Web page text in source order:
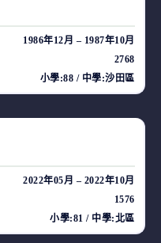
1986年12月 – 1987年10月
2768
小學:88 / 中學:沙田區
2022年05月 – 2022年10月
1576
小學:81 / 中學:北區